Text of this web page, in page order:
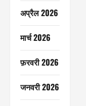
अप्रैल 2026
मार्च 2026
फ़रवरी 2026
जनवरी 2026